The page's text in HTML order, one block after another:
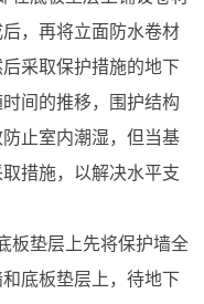
，再将立面防水卷材
采取保护措施的地下
间的推移，围护结构
止室内潮湿，但当基
措施，以解决水平支
板垫层上先将保护墙全
底板垫层上，待地下